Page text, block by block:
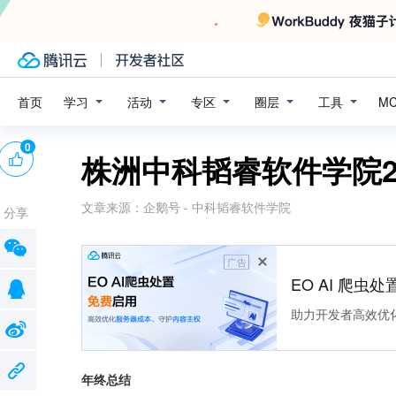
首页 学习 活动 专区 圈层 工具
株洲中科韬睿软件学
文章来源： 企鹅号 - 中科韬睿软件学院
广告
EO AI 爬虫处
助力开发者高效优
年终总结
0
分享